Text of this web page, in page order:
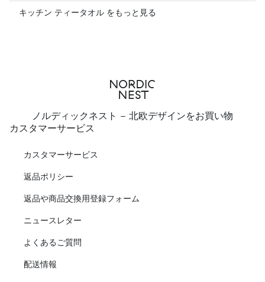
キッチン ティータオル をもっと見る
ノルディックネスト - 北欧デザインをお買い物
カスタマーサービス
カスタマーサービス
返品ポリシー
返品や商品交換用登録フォーム
ニュースレター
よくあるご質問
配送情報